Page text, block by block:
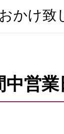
かけ致
中営